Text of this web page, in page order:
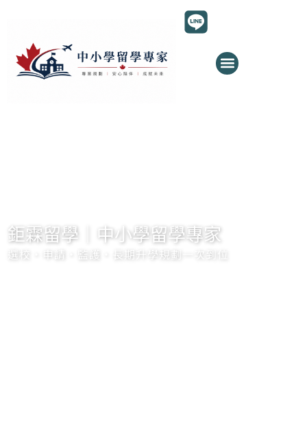
鉅霖留學｜中小學留學專家
選校・申請・監護・長期升學規劃一次到位